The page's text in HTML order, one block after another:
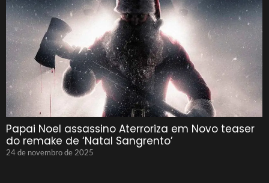
Papai Noel assassino Aterroriza em Novo teaser
do remake de ‘Natal Sangrento’
24 de novembro de 2025